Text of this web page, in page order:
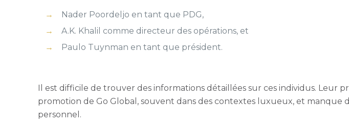
Nader Poordeljo en tant que PDG,
A.K. Khalil comme directeur des opérations, et
Paulo Tuynman en tant que président.
Il est difficile de trouver des informations détaillées sur ces individus. Leur
promotion de Go Global, souvent dans des contextes luxueux, et
personnel.